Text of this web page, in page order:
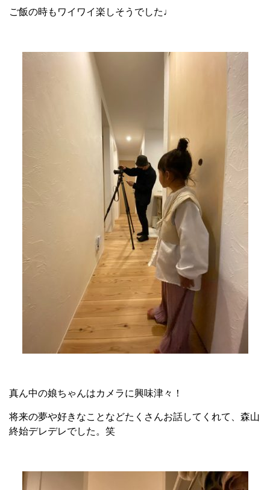
ご飯の時もワイワイ楽しそうでした♩
真ん中の娘ちゃんはカメラに興味津々！
将来の夢や好きなことなどたくさんお話してくれて、森山
終始デレデレでした。笑